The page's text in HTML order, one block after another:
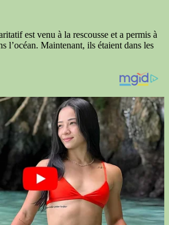
est venu à la rescousse et a permis à
l’océan. Maintenant, ils étaient dans les